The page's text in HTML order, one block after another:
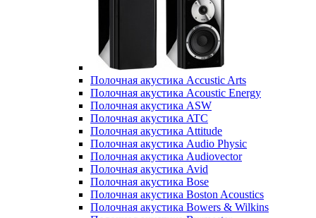
Полочная акустика Accustic Arts
Полочная акустика Acoustic Energy
Полочная акустика ASW
Полочная акустика ATC
Полочная акустика Attitude
Полочная акустика Audio Physic
Полочная акустика Audiovector
Полочная акустика Avid
Полочная акустика Bose
Полочная акустика Boston Acoustics
Полочная акустика Bowers & Wilkins